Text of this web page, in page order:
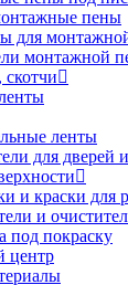
пены
для
монтажной
ленты
для дверей
и краски для
и
под покраску
центр